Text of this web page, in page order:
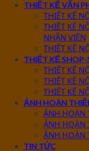
THIẾT KẾ VĂN
THIẾT KẾ
THIẾT KẾ
NHÂN VIÊN
THIẾT KẾ
THIẾT KẾ
THIẾT KẾ
THIẾT KẾ
THIẾT KẾ
ẢNH HOÀN
ẢNH HOÀN
ẢNH HOÀN
ẢNH HOÀN
TIN TỨC